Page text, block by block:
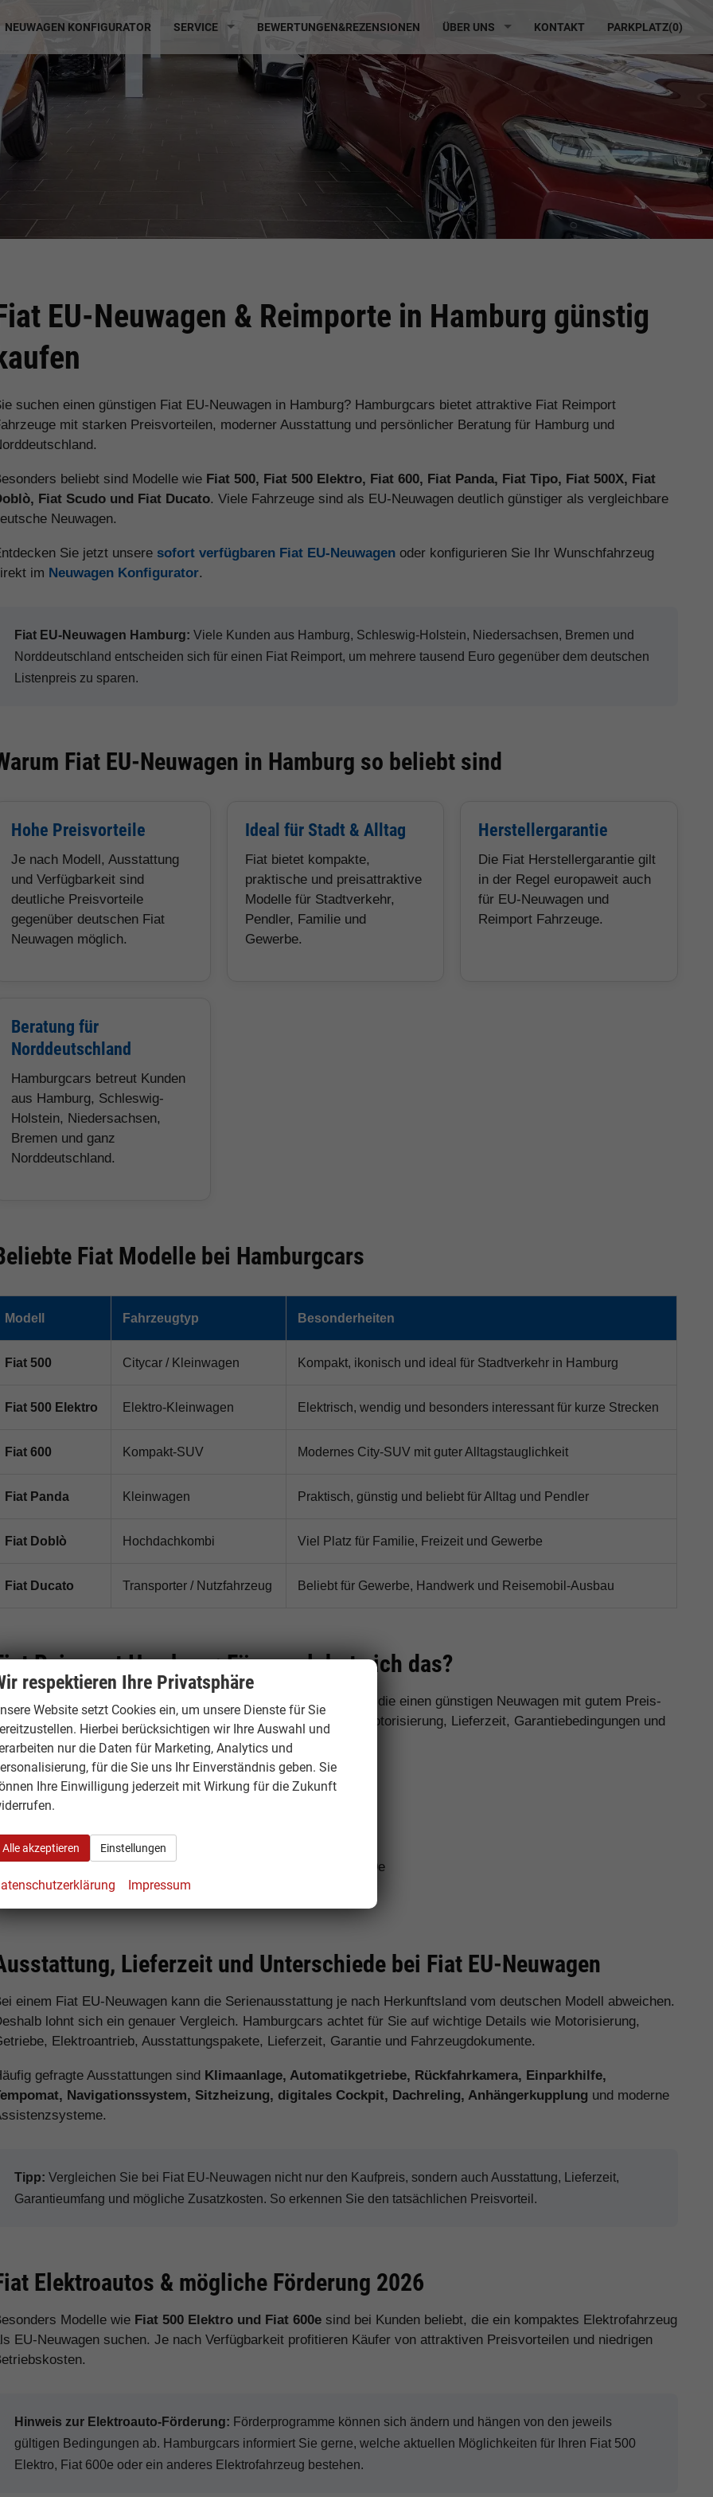
NEUWAGEN KONFIGURATOR SERVICE BEWERTUNGEN&REZENSIONEN ÜBER UNS KONTAKT PARKPLATZ(0)
EU-Neuwagen & Reimporte in Hamburg günstig
suchen einen günstigen Fiat EU-Neuwagen in Hamburg? Hamburgcars bietet attraktive Fiat Reimport
mit starken Preisvorteilen, moderner Ausstattung und persönlicher Beratung für Hamburg und
beliebt sind Modelle wie Fiat 500, Fiat 500 Elektro, Fiat 600, Fiat Panda, Fiat Tipo, Fiat 500X, Fiat
Fiat Scudo und Fiat Ducato. Viele Fahrzeuge sind als EU-Neuwagen deutlich günstiger als vergleichbare
Neuwagen.
Sie jetzt unsere sofort verfügbaren Fiat EU-Neuwagen oder konfigurieren Sie Ihr Wunschfahrzeug
im Neuwagen Konfigurator.
Fiat EU-Neuwagen Hamburg: Viele Kunden aus Hamburg, Schleswig-Holstein, Niedersachsen, Bremen und
Norddeutschland entscheiden sich für einen Fiat Reimport, um mehrere tausend Euro gegenüber dem deutschen
Listenpreis zu sparen.
Fiat EU-Neuwagen in Hamburg so beliebt sind
Hohe Preisvorteile
Je nach Modell, Ausstattung
und Verfügbarkeit sind
deutliche Preisvorteile
gegenüber deutschen Fiat
Neuwagen möglich.
Ideal für Stadt & Alltag
Fiat bietet kompakte,
praktische und preisattraktive
Modelle für Stadtverkehr,
Pendler, Familie und
Gewerbe.
Herstellergarantie
Die Fiat Herstellergarantie gilt
in der Regel europaweit auch
für EU-Neuwagen und
Reimport Fahrzeuge.
Beratung für
Norddeutschland
Hamburgcars betreut Kunden
aus Hamburg, Schleswig-
Holstein, Niedersachsen,
Bremen und ganz
Norddeutschland.
Fiat Modelle bei Hamburgcars
Modell Fahrzeugtyp Besonderheiten
Fiat 500 Citycar / Kleinwagen Kompakt, ikonisch und ideal für Stadtverkehr in Hamburg
Fiat 500 Elektro Elektro-Kleinwagen Elektrisch, wendig und besonders interessant für kurze Strecken
Fiat 600 Kompakt-SUV Modernes City-SUV mit guter Alltagstauglichkeit
Fiat Panda Kleinwagen Praktisch, günstig und beliebt für Alltag und Pendler
Fiat Doblò Hochdachkombi Viel Platz für Familie, Freizeit und Gewerbe
Fiat Ducato Transporter / Nutzfahrzeug Beliebt für Gewerbe, Handwerk und Reisemobil-Ausbau
Reimport Hamburg: Für wen lohnt sich das?
Fiat Reimport in Hamburg
lohnt sich besonders für Käufer, die einen günstigen Neuwagen mit gutem Preis-
Verhältnis suchen. Hamburgcars prüft Ausstattung, Motorisierung, Lieferzeit, Garantiebedingungen und
Fahrzeugdetails transparent vor dem Kauf.
Für Stadtfahrer: Fiat 500, Fiat 500 Elektro, Fiat Panda
Für Familien:
Für Pendler:Fiat Panda, Fiat Tipo, Fiat 600
Für Elektroauto-Interessenten:
Fiat 500 Elektro und Fiat 600e
Für Gewerbekunden:
Fiat Doblò, Fiat Scudo und Fiat Ducato
Lieferzeit und Unterschiede bei Fiat EU-Neuwagen
einem Fiat EU-Neuwagen kann die Serienausstattung je nach Herkunftsland vom deutschen Modell abweichen.
lohnt sich ein genauer Vergleich. Hamburgcars achtet für Sie auf wichtige Details wie Motorisierung,
Elektroantrieb, Ausstattungspakete, Lieferzeit, Garantie und Fahrzeugdokumente.
gefragte Ausstattungen sind Klimaanlage, Automatikgetriebe, Rückfahrkamera, Einparkhilfe,
Navigationssystem, Sitzheizung, digitales Cockpit, Dachreling, Anhängerkupplung und moderne
Tipp: Vergleichen Sie bei Fiat EU-Neuwagen nicht nur den Kaufpreis, sondern auch Ausstattung, Lieferzeit,
Garantieumfang und mögliche Zusatzkosten. So erkennen Sie den tatsächlichen Preisvorteil.
Elektroautos & mögliche Förderung 2026
Modelle wie Fiat 500 Elektro und Fiat 600e sind bei Kunden beliebt, die ein kompaktes Elektrofahrzeug
EU-Neuwagen suchen. Je nach Verfügbarkeit profitieren Käufer von attraktiven Preisvorteilen und niedrigen
Hinweis zur Elektroauto-Förderung: Förderprogramme können sich ändern und hängen von den jeweils
gültigen Bedingungen ab. Hamburgcars informiert Sie gerne, welche aktuellen Möglichkeiten für Ihren Fiat 500
Elektro, Fiat 600e oder ein anderes Elektrofahrzeug bestehen.
respektieren Ihre Privatsphäre
Website setzt Cookies ein, um unsere Dienste für Sie
Hierbei berücksichtigen wir Ihre Auswahl und
nur die Daten für Marketing, Analytics und
für die Sie uns Ihr Einverständnis geben. Sie
Ihre Einwilligung jederzeit mit Wirkung für die Zukunft
Alle akzeptieren Einstellungen
Impressum